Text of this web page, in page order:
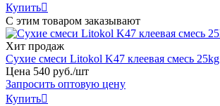
Купить
С этим товаром заказывают
Хит продаж
Сухие смеси Litokol K47 клеевая смесь 25kg
Цена 540 руб./шт
Запросить оптовую цену
Купить